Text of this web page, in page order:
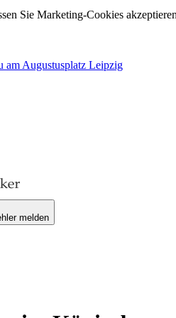
Sie Marketing-Cookies
Augustusplatz Leipzig
melden